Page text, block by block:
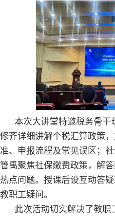
本次大讲堂特邀税务骨干
修齐详细讲解个税汇算政策
准、申报流程及常见误区；
管禹聚焦社保缴费政策，解
热点问题。授课后设互动答
教职工疑问。
此次活动切实解决了教职